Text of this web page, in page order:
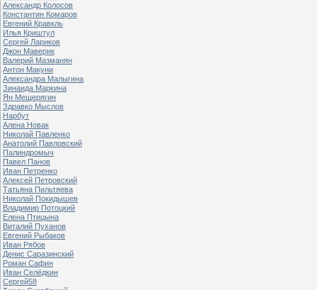
Александр Колосов
Константин Комаров
Евгений Кравкль
Илья Криштул
Сергей Лариков
Джон Маверик
Валерий Мазманян
Антон Макуни
Александра Малыгина
Зинаида Маркина
Ян Мещерягин
Здравко Мыслов
Нарбут
Алена Новак
Николай Павленко
Анатолий Павловский
Палиндромыч
Павел Панов
Иван Петренко
Алексей Петровский
Татьяна Пильтяева
Николай Покидышев
Владимир Потоцкий
Елена Птицына
Виталий Пуханов
Евгений Рыбаков
Иван Рябов
Денис Саразинский
Роман Сафин
Иван Селёдкин
Сергей58